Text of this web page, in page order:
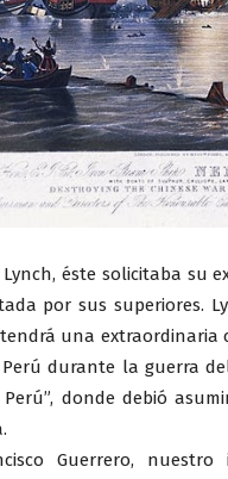
éste solicitaba su
por sus superiores.
una extraordinaria
durante la guerra
donde debió
Guerrero,